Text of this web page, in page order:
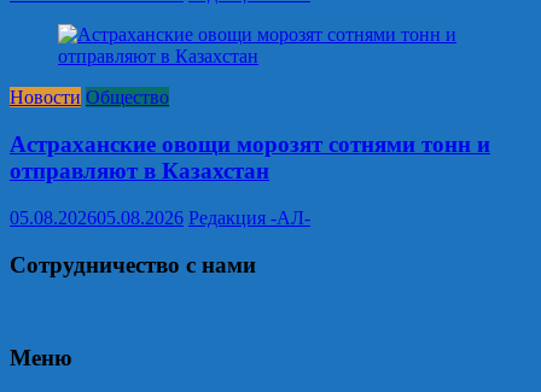
Новости Общество
Астраханские овощи морозят сотнями тонн и
отправляют в Казахстан
05.08.202605.08.2026 Редакция -АЛ-
Сотрудничество с нами
Меню